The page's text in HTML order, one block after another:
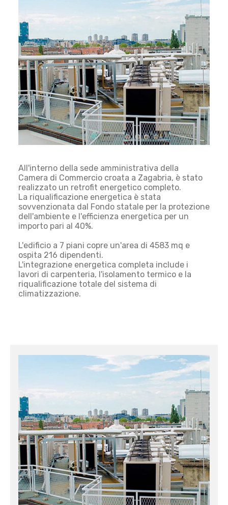
All'interno della sede amministrativa della
Camera di Commercio croata a Zagabria, è stato
realizzato un retrofit energetico completo.
La riqualificazione energetica è stata
sovvenzionata dal Fondo statale per la protezione
dell'ambiente e l'efficienza energetica per un
importo pari al 40%.
L'edificio a 7 piani copre un'area di 4583 mq e
ospita 216 dipendenti.
L'integrazione energetica completa include i
lavori di carpenteria, l'isolamento termico e la
riqualificazione totale del sistema di
climatizzazione.